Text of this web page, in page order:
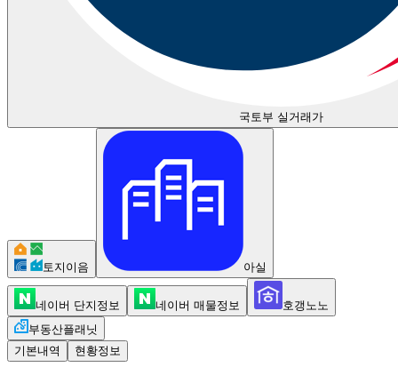
국토부 실거래가
토지이음 아실
네이버 단지정보 네이버 매물정보
호갱노노
부동산플래닛
기본내역
현황정보